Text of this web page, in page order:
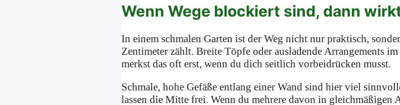
Wenn Wege blockiert sind, dann
In einem schmalen Garten ist der Weg nicht nur praktisch,
Zentimeter zählt. Breite Töpfe oder ausladende Arrangements
merkst das oft erst, wenn du dich seitlich vorbeidrücken musst.
Schmale, hohe Gefäße entlang einer Wand sind hier viel
lassen die Mitte frei. Wenn du mehrere davon in gleichmäßigen